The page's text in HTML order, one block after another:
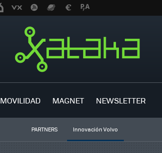
MOVILIDAD MAGNET NEWSLETTER
PARTNERS Innovación Volvo